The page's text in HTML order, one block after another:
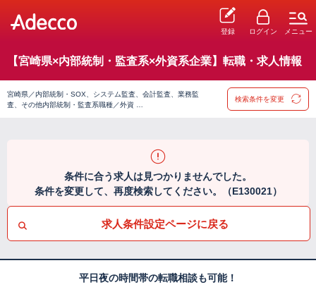
登録 ログイン メニュー
【宮崎県×内部統制・監査系×外資系企業】転職・求人情報
宮崎県／内部統制・SOX、システム監査、会計監査、業務監
査、その他内部統制・監査系職種／外資 …
検索条件を変更
条件に合う求人は見つかりませんでした。
条件を変更して、再度検索してください。（E130021）
求人条件設定ページに戻る
平日夜の時間帯の転職相談も可能！